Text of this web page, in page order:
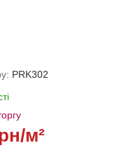
PRK302
м²